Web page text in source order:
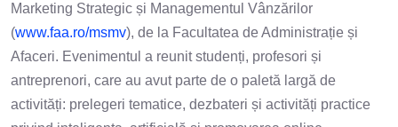
Marketing Strategic și Managementul Vânzărilor
(www.faa.ro/msmv), de la Facultatea de Administrație și
Afaceri. Evenimentul a reunit studenți, profesori și
antreprenori, care au avut parte de o paletă largă de
activități: prelegeri tematice, dezbateri și activități practice